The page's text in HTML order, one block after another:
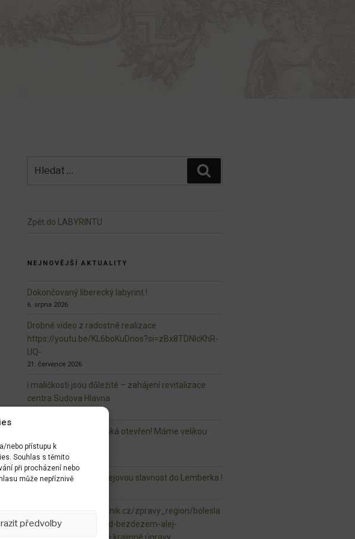
nebo přístupu k
Souhlas s těmito
při procházení nebo
může nepříznivě
předvolby
Zpět do LABYRINTU
NEJNOVĚJŠÍ AKTUALITY
Dokončovaný liberecký labyrint !
6. srpna 2026
Drobné video z radostné realizace
https://youtu.be/KL6boKuDnos?si=zBx8TDNlcKhR-
UQ-
21. července 2026
i maličkosti jsou důležité – zahájení revitalizace
centra Sudova Hlavna
Veřejný prostor Mladská otevřen! Máme velikou
radost
20. července 2026
zveme Vás na naši Alejovou slavnost do Lemberka !
https://boleslavsky.denik.cz/zpravy_region/bolesla
vko-brezinka-bela-pod-bezdezem-alej-